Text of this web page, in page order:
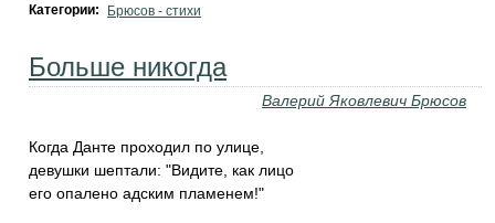
Категории: Брюсов - стихи
Больше никогда
Валерий Яковлевич Брюсов
Когда Данте проходил по улице,
девушки шептали: "Видите, как лицо
его опалено адским пламенем!"